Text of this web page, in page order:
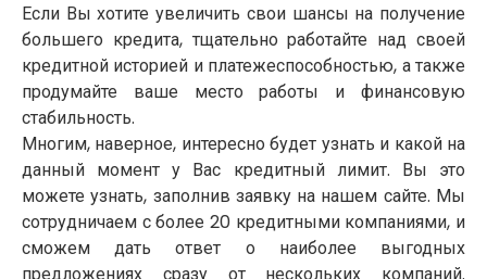
Если Вы хотите увеличить свои шансы на получение
большего кредита, тщательно работайте над своей
кредитной историей и платежеспособностью, а также
продумайте ваше место работы и финансовую
стабильность.
Многим, наверное, интересно будет узнать и какой на
данный момент у Вас кредитный лимит. Вы это
можете узнать, заполнив заявку на нашем сайте. Мы
сотрудничаем с более 20 кредитными компаниями, и
сможем дать ответ о наиболее выгодных